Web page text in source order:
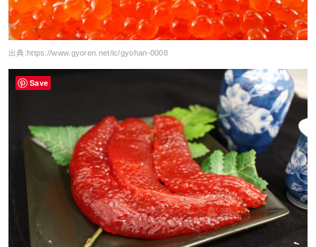
出典:https://www.gyoren.net/ic/gyohan-0008
Save